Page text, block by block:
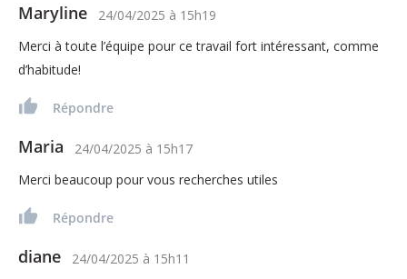
Maryline 24/04/2025 à 15h19
Merci à toute l’équipe pour ce travail fort intéressant, comme
d’habitude!
Répondre
Maria 24/04/2025 à 15h17
Merci beaucoup pour vous recherches utiles
Répondre
diane 24/04/2025 à 15h11